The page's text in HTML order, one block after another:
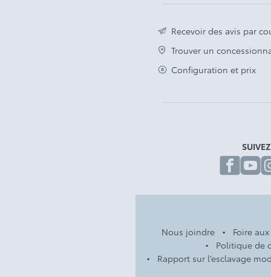
Recevoir des avis par
Trouver un
Configuration et prix
Nous joindre
Foire
Politique de
Rapport sur l’esclavage